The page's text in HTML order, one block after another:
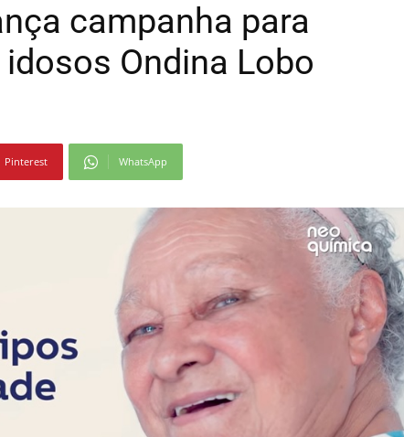
campanha para
Ondina Lobo
Pinterest WhatsApp